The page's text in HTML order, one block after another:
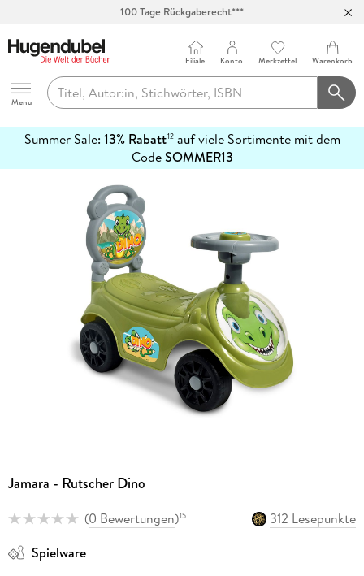
100 Tage Rückgaberecht***
Hugendubel
Menu
Filiale Konto Merkzettel Warenkorb
Summer Sale: 13% Rabatt12auf viele Sortimente mit dem
CodeSOMMER13
erfahren
Jamara - Rutscher Dino
(0 Bewertungen)15
312 Lesepunkte
Spielware